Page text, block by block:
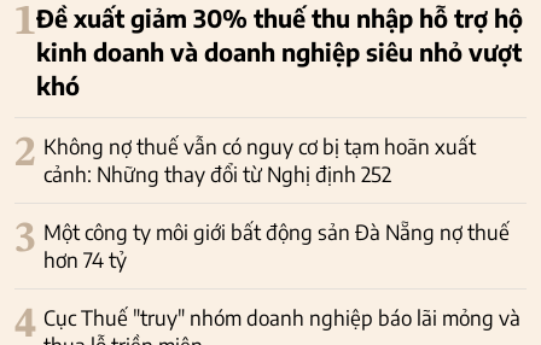
1Đề xuất giảm 30% thuế thu nhập hỗ trợ hộ
kinh doanh và doanh nghiệp siêu nhỏ vượt
khó
2 Không nợ thuế vẫn có nguy cơ bị tạm hoãn xuất
cảnh: Những thay đổi từ Nghị định 252
3 Một công ty môi giới bất động sản Đà Nẵng nợ thuế
hơn 74 tỷ
4 Cục Thuế "truy" nhóm doanh nghiệp báo lãi mỏng và